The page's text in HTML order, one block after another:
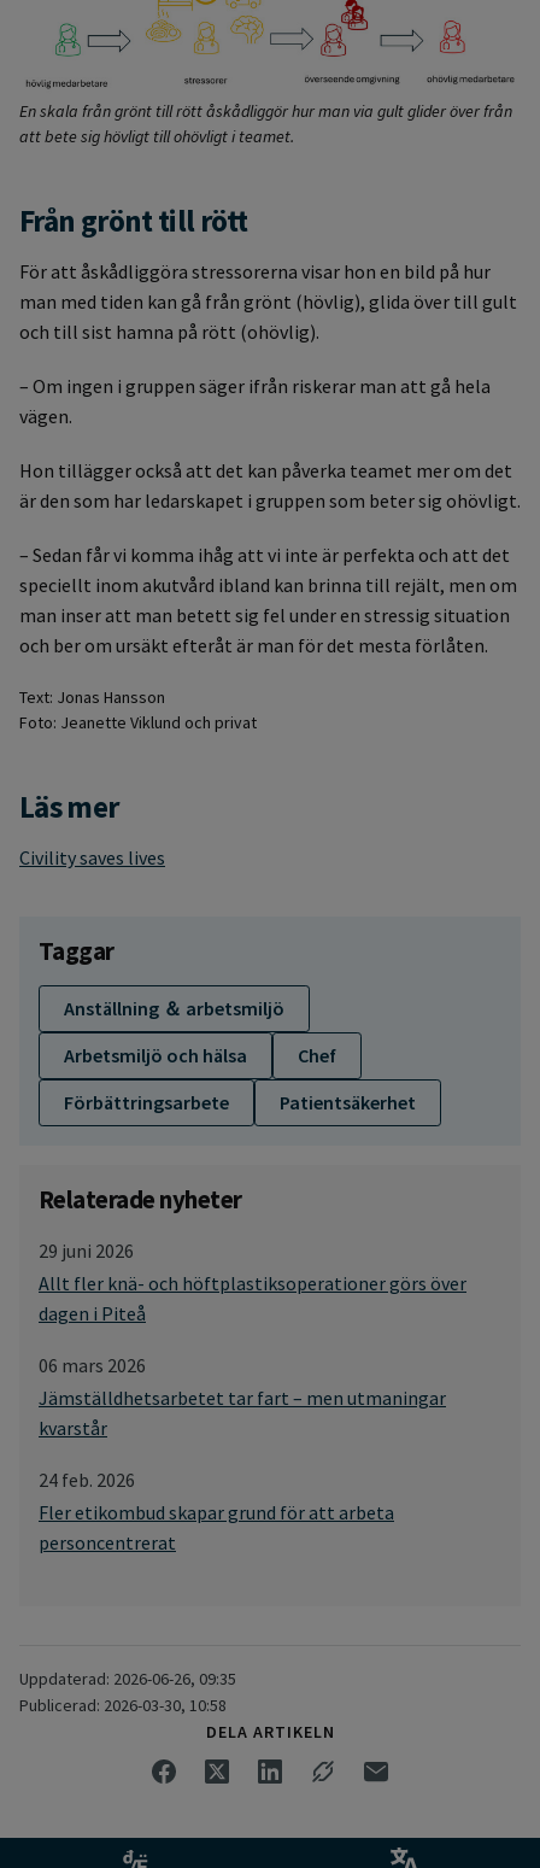
En skala från grönt till rött åskådliggör hur man via gult glider över från
att bete sig hövligt till ohövligt i teamet.
Från grönt till rött
För att åskådliggöra stressorerna visar hon en bild på hur
man med tiden kan gå från grönt (hövlig), glida över till gult
och till sist hamna på rött (ohövlig).
– Om ingen i gruppen säger ifrån riskerar man att gå hela
vägen.
Hon tillägger också att det kan påverka teamet mer om det
är den som har ledarskapet i gruppen som beter sig ohövligt.
– Sedan får vi komma ihåg att vi inte är perfekta och att det
speciellt inom akutvård ibland kan brinna till rejält, men om
man inser att man betett sig fel under en stressig situation
och ber om ursäkt efteråt är man för det mesta förlåten.
Text: Jonas Hansson
Foto: Jeanette Viklund och privat
Läs mer
Civility saves lives
Taggar
Anställning ＆ arbetsmiljö
Arbetsmiljö och hälsa
Chef
Förbättringsarbete
Patientsäkerhet
Relaterade nyheter
29 juni 2026
Allt fler knä- och höftplastiksoperationer görs över
dagen i Piteå
06 mars 2026
Jämställdhetsarbetet tar fart – men utmaningar
kvarstår
24 feb. 2026
Fler etikombud skapar grund för att arbeta
personcentrerat
Uppdaterad: 2026-06-26, 09:35
Publicerad: 2026-03-30, 10:58
DELA ARTIKELN